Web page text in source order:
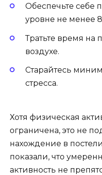
Обеспечьте себе
уровне не менее 8
Тратьте время на
воздухе.
Старайтесь
стресса.
Хотя физическая
ограничена, это не
нахождение в
показали, что
активность не